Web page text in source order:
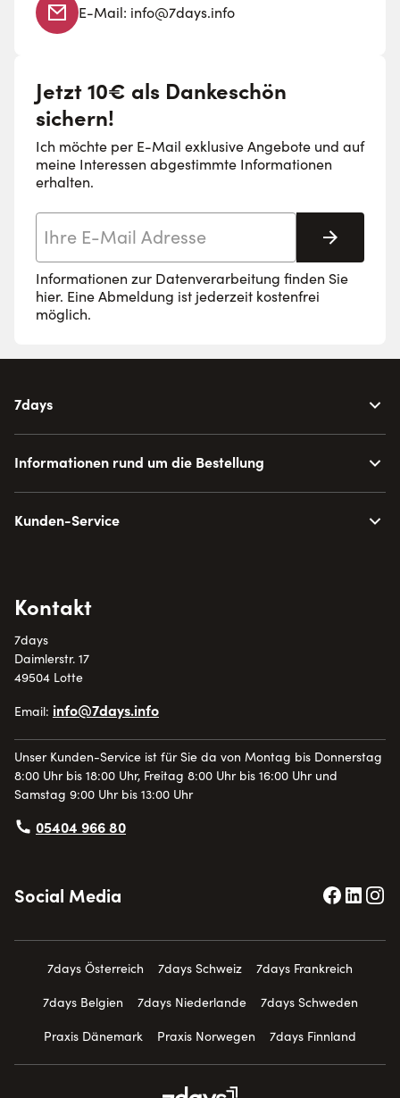
E-Mail: info@7days.info
Jetzt 10€ als Dankeschön
sichern!
Ich möchte per E-Mail exklusive Angebote und auf
meine Interessen abgestimmte Informationen
erhalten.
Informationen zur Datenverarbeitung finden Sie
hier. Eine Abmeldung ist jederzeit kostenfrei
möglich.
7days
Informationen rund um die Bestellung
Kunden-Service
Kontakt
7days
Daimlerstr. 17
49504 Lotte
Email: info@7days.info
Unser Kunden-Service ist für Sie da von Montag bis Donnerstag
8:00 Uhr bis 18:00 Uhr, Freitag 8:00 Uhr bis 16:00 Uhr und
Samstag 9:00 Uhr bis 13:00 Uhr
05404 966 80
Social Media
7days Österreich 7days Schweiz
7days Frankreich
7days Belgien
7days Niederlande
7days Schweden
Praxis Dänemark
Praxis Norwegen 7days Finnland